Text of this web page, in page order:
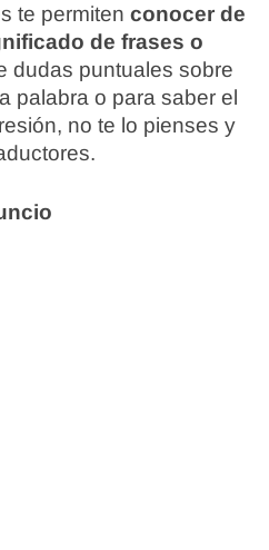
te permiten conocer de
de frases o
dudas puntuales sobre
palabra o para saber el
no te lo pienses y